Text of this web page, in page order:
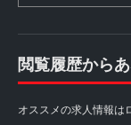
閲覧履歴から
オススメの求人情報は